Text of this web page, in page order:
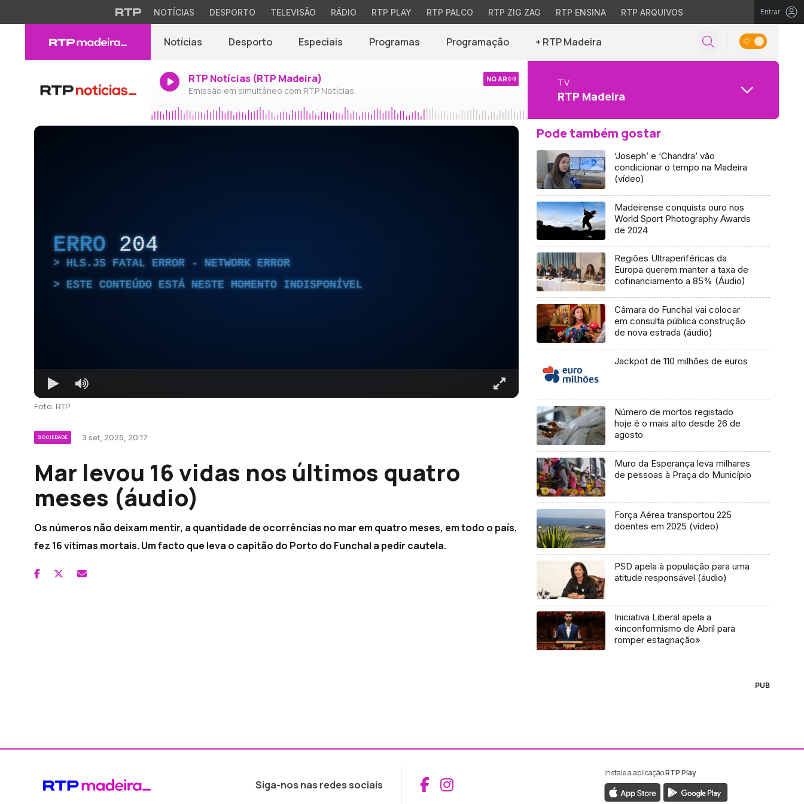
NOTÍCIAS DESPORTO TELEVISÃO RÁDIO RTP PLAY RTP PALCO RTP ZIG ZAG RTP ENSINA RTP ARQUIVOS Entrar
Notícias Desporto Especiais Programas Programação + RTP Madeira
RTP Notícias (RTP Madeira)
Emissão em simultâneo com RTP Notícias
NO AR TV
RTP Madeira
ERRO 204
HLS.JS FATAL ERROR - NETWORK ERROR
ESTE CONTEÚDO ESTÁ NESTE MOMENTO INDISPONÍVEL
Foto: RTP
SOCIEDADE 3 set, 2025, 20:17
Mar levou 16 vidas nos últimos quatro
meses (áudio)
Os números não deixam mentir, a quantidade de ocorrências no mar em quatro meses, em todo o país,
fez 16 vitimas mortais. Um facto que leva o capitão do Porto do Funchal a pedir cautela.
Pode também gostar
‘Joseph’ e ‘Chandra’ vão
condicionar o tempo na Madeira
(vídeo)
Madeirense conquista ouro nos
World Sport Photography Awards
de 2024
Regiões Ultraperiféricas da
Europa querem manter a taxa de
cofinanciamento a 85% (Áudio)
Câmara do Funchal vai colocar
em consulta pública construção
de nova estrada (áudio)
Jackpot de 110 milhões de euros
Número de mortos registado
hoje é o mais alto desde 26 de
agosto
Muro da Esperança leva milhares
de pessoas à Praça do Município
Força Aérea transportou 225
doentes em 2025 (vídeo)
PSD apela à população para uma
atitude responsável (áudio)
Iniciativa Liberal apela a
«inconformismo de Abril para
romper estagnação»
PUB
Siga-nos nas redes sociais Aceder ao Facebook da RTP Madeira
Aceder ao Instagram da RTP Madeira
Instale a aplicaçãoRTP Play